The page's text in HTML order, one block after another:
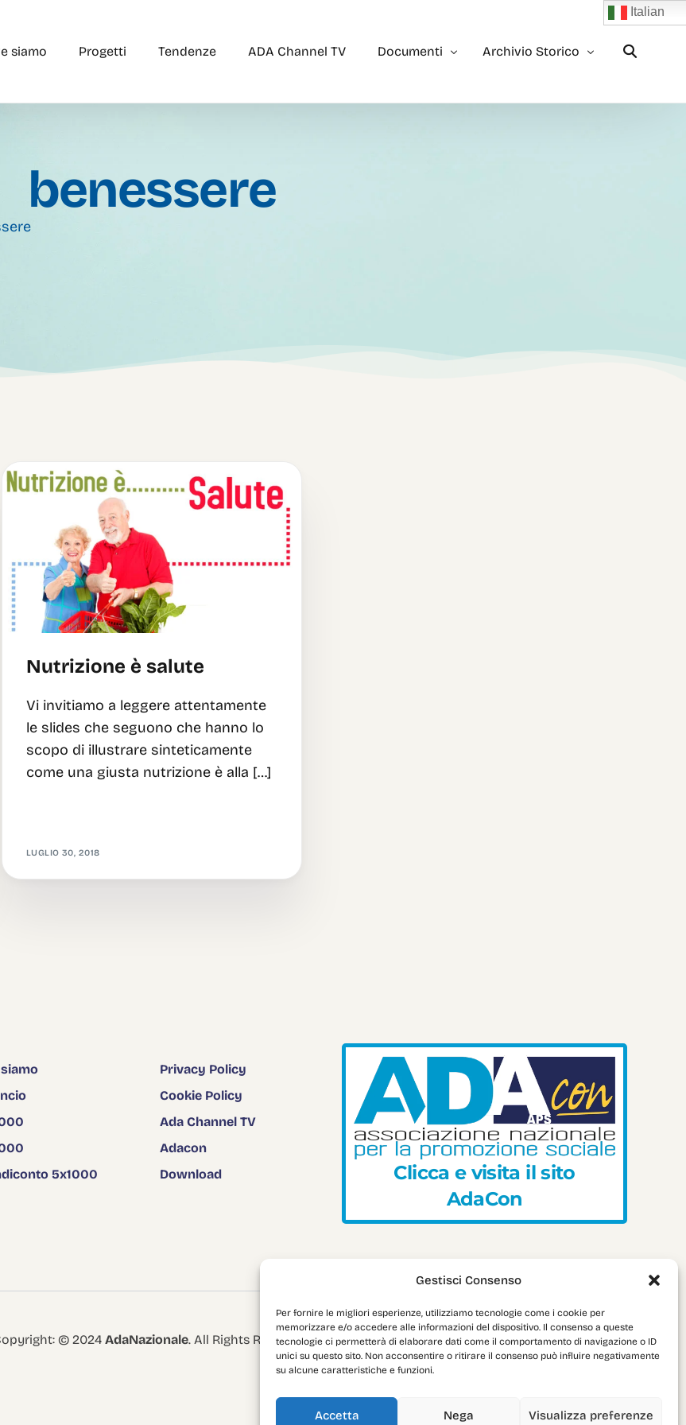
Gestisci Consenso
Per fornire le migliori esperienze, utilizziamo tecnologie come i cookie per
memorizzare e/o accedere alle informazioni del dispositivo. Il consenso a queste
tecnologie ci permetterà di elaborare dati come il comportamento di navigazione o ID
unici su questo sito. Non acconsentire o ritirare il consenso può influire negativamente
su alcune caratteristiche e funzioni.
Accetta Nega Visualizza preferenze
siamo Progetti Tendenze ADA Channel TV Documenti Archivio Storico
Italian
benessere
Nutrizione è salute
Vi invitiamo a leggere attentamente
le slides che seguono che hanno lo
scopo di illustrare sinteticamente
come una giusta nutrizione è alla […]
LUGLIO 30, 2018
5x1000
Privacy Policy
Cookie Policy
Ada Channel TV
Adacon
Download
Clicca e visita il sito
AdaCon
© 2024 AdaNazionale. All Rights Reserved.